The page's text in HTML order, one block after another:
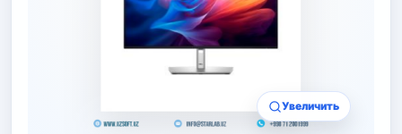
Увеличить